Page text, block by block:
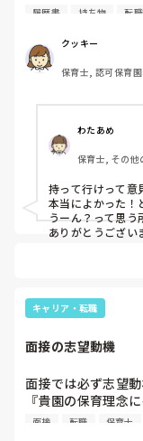
私としては求人に
問しましたが、見
このような場合は
でしょうか？
履歴書 持ち物 転職
クッキー
保育士, 認可保育園
わたあめ
保育士, その他
持って行けって意
本当によかった！
うーん？って思う
ありがとうござい
キャリア・転職
面接の志望動機
面接では必ず志望
『貴園の保育理念
てると思いました
面接 転職 保育士